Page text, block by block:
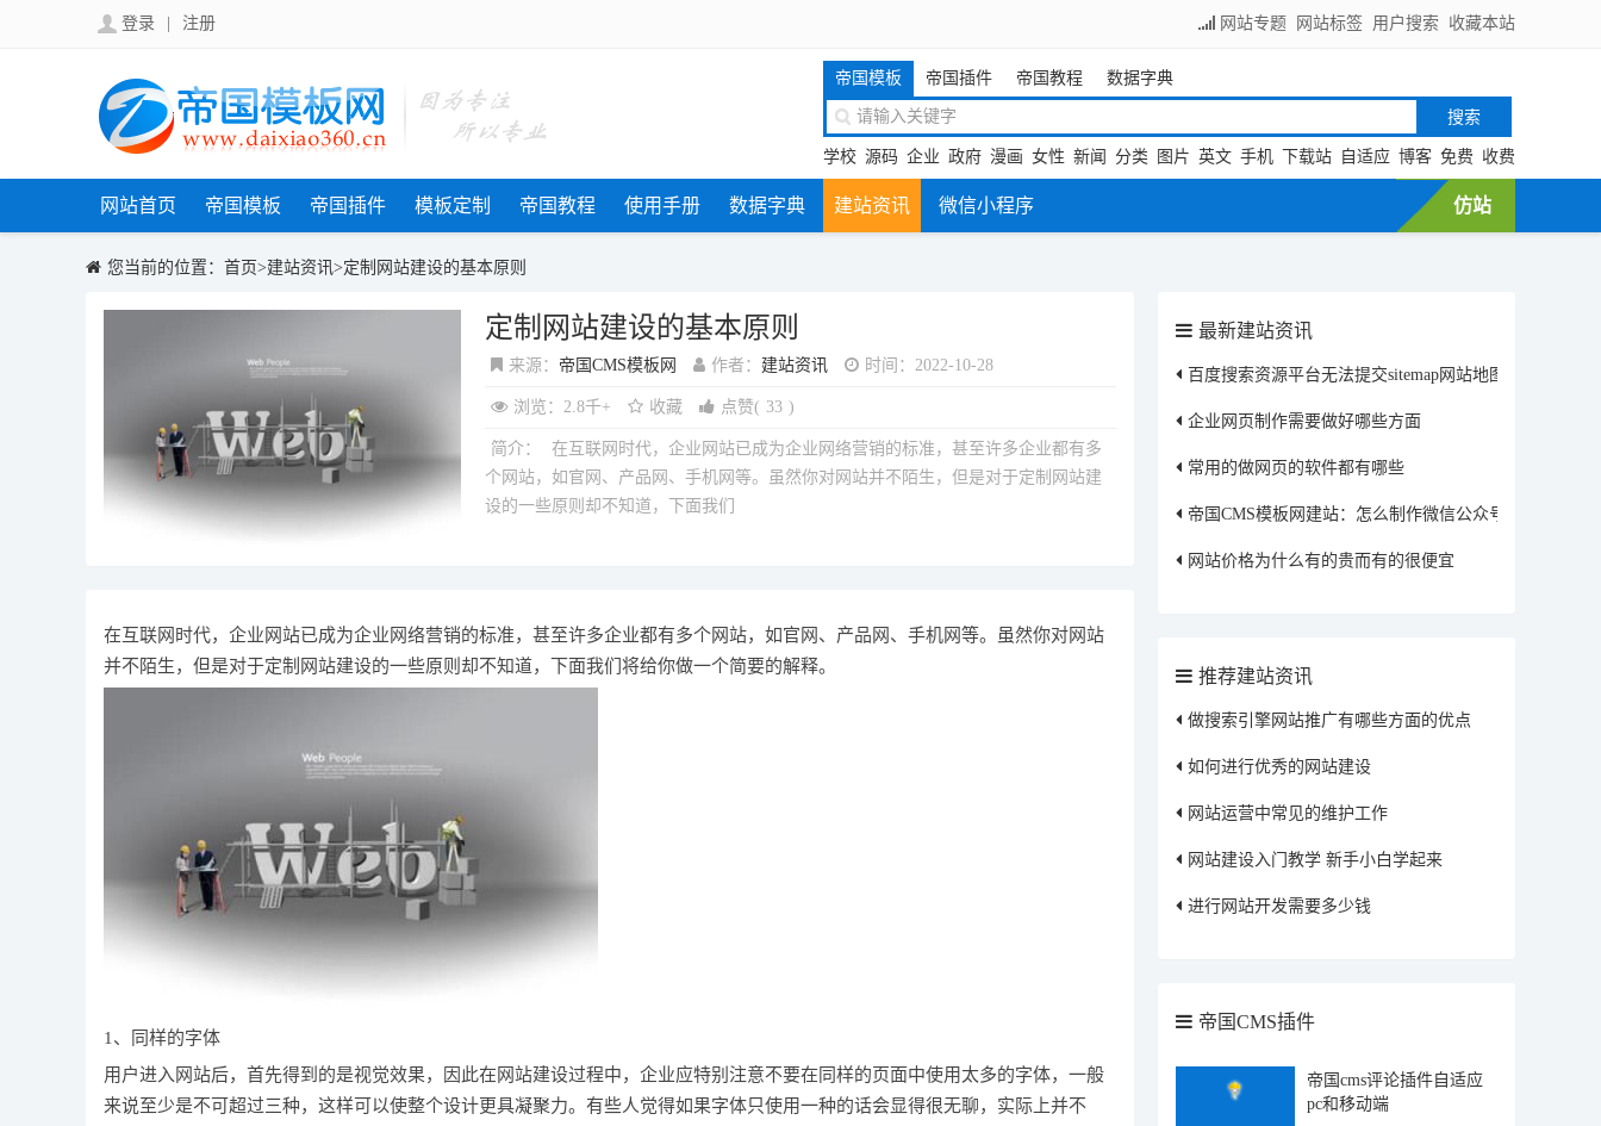
登录 注册 网站专题 网站标签 用户搜索 收藏本站
帝国模板 帝国插件 帝国教程 数据字典
学校 源码 企业 政府 漫画 女性 新闻 分类 图片 英文 手机 下载站 自适应 博客 免费 收费
网站首页 帝国模板 帝国插件 模板定制 帝国教程 使用手册 数据字典 建站资讯 微信小程序 仿站
您当前的位置： 首页>建站资讯>定制网站建设的基本原则
定制网站建设的基本原则
来源： 帝国CMS模板网 作者： 建站资讯 时间：2022-10-28
浏览：2.8千+ 收藏 点赞( 33 )
简介：
在互联网时代，企业网站已成为企业网络营销的标准，甚至许多企业都有多
个网站，如官网、产品网、手机网等。虽然你对网站并不陌生，但是对于定制网站建
设的一些原则却不知道，下面我们
在互联网时代，企业网站已成为企业网络营销的标准，甚至许多企业都有多个网站，如官网、产品网、手机网等。虽然你对网站
并不陌生，但是对于定制网站建设的一些原则却不知道，下面我们将给你做一个简要的解释。
1、同样的字体
用户进入网站后，首先得到的是视觉效果，因此在网站建设过程中，企业应特别注意不要在同样的页面中使用太多的字体，一般
来说至少是不可超过三种，这样可以使整个设计更具凝聚力。有些人觉得如果字体只使用一种的话会显得很无聊，实际上并不
最新建站资讯
百度搜索资源平台无法提交sitemap网站地图文件
企业网页制作需要做好哪些方面
常用的做网页的软件都有哪些
帝国CMS模板网建站：怎么制作微信公众号
网站价格为什么有的贵而有的很便宜
推荐建站资讯
做搜索引擎网站推广有哪些方面的优点
如何进行优秀的网站建设
网站运营中常见的维护工作
网站建设入门教学 新手小白学起来
进行网站开发需要多少钱
帝国CMS插件
帝国cms评论插件自适应
pc和移动端